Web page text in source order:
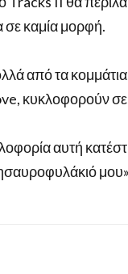
σε καμία μορφή.
από τα
κυκλοφορούν
αυτή